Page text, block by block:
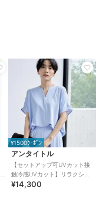
¥1500ｸｰﾎﾟﾝ
アンタイトル
【セットアップ可UVカット接
触冷感UVカット】リラクシー
キーVネックブラウス
¥14,300